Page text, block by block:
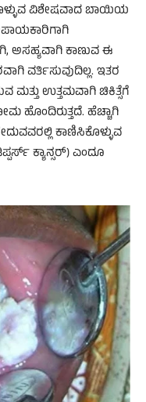
ವಿಶೇಷವಾದ ಬಾಯಿಯ
ಅಪಾಯಕಾರಿಗಾಗಿ
ಅಸಹ್ಯವಾಗಿ ಕಾಣುವ ಈ
ವರ್ತಿಸುವುದಿಲ್ಲ. ಇತರ
ಮತ್ತು ಉತ್ತಮವಾಗಿ ಚಿಕಿತ್ಸೆಗೆ
ಹೊಂದಿರುತ್ತದೆ. ಹೆಚ್ಚಾಗಿ
ಕಾಣಿಸಿಕೊಳ್ಳುವ
ಕ್ಯಾನ್ಸರ್) ಎಂದೂ